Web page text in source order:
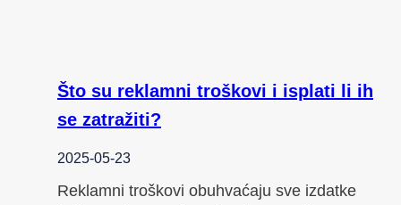
Što su reklamni troškovi i isplati li ih
se zatražiti?
2025-05-23
Reklamni troškovi obuhvaćaju sve izdatke